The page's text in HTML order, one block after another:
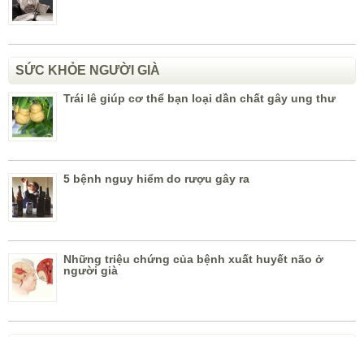
SỨC KHỎE NGƯỜI GIÀ
Trái lê giúp cơ thể bạn loại dần chất gây ung thư
5 bệnh nguy hiểm do rượu gây ra
Những triệu chứng của bệnh xuất huyết não ở
người già